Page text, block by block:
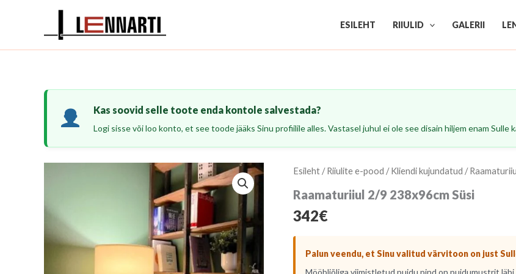
ESILEHT RIIULID GALERII
Kas soovid selle toote enda kontole salvestada?
Logi sisse või loo konto, et see toode jääks Sinu profiilile alles. Vastasel juhul ei ole see disain hiljem enam Sulle
Esileht /Riiulite e-pood /Kliendi kujundatud /
Raamaturiiul 2/9 238x96cm Süsi
342€
Palun veendu, et Sinu valitud värvitoon on just